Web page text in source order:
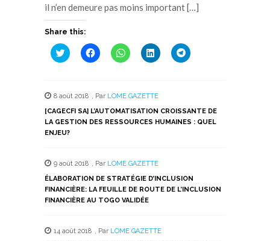
il n’en demeure pas moins important […]
Share this:
Cliquez
pour
une
nouvelle
fenêtre)
Cliquez
pour
une
nouvelle
fenêtre)
Cliquez
pour
une
nouvelle
fenêtre)
Cliquez
pour
une
nouvelle
fenêtre)
Cliquez
pour
nouvelle
fenêtre)
8 août 2018 , Par LOME GAZETTE
[CAGECFI SA] L’AUTOMATISATION CROISSANTE DE
LA GESTION DES RESSOURCES HUMAINES : QUEL
ENJEU?
9 août 2018 , Par LOME GAZETTE
ÉLABORATION DE STRATÉGIE D’INCLUSION
FINANCIÈRE: LA FEUILLE DE ROUTE DE L’INCLUSION
FINANCIÈRE AU TOGO VALIDÉE
14 août 2018 , Par LOME GAZETTE